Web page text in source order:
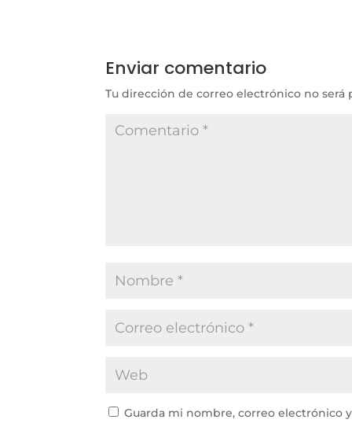
Enviar comentario
Tu dirección de correo electrónico no será
Guarda mi nombre, correo electrónico